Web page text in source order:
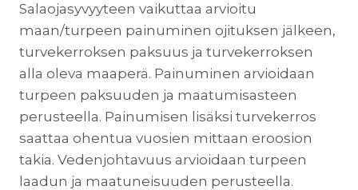
Salaojasyvyyteen vaikuttaa arvioitu
maan/turpeen painuminen ojituksen jälkeen,
turvekerroksen paksuus ja turvekerroksen
alla oleva maaperä. Painuminen arvioidaan
turpeen paksuuden ja maatumisasteen
perusteella. Painumisen lisäksi turvekerros
saattaa ohentua vuosien mittaan eroosion
takia. Vedenjohtavuus arvioidaan turpeen
laadun ja maatuneisuuden perusteella.